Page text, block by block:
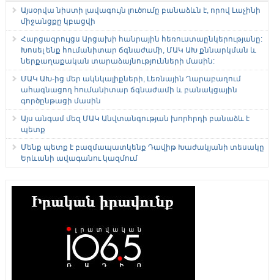
Այսօրվա նիստի լավագույն լուծումը բանաձևն է, որով Լաչինի
միջանցքը կբացվի
Հարցազրույցս Արցախի հանրային հեռուստաընկերությանը:
Խոսել ենք հումանիտար ճգնաժամի, ՄԱԿ ԱԽ քննարկման և
ներքաղաքական տարաձայնությունների մասին:
ՄԱԿ ԱԽ-ից մեր ակնկալիքների, Լեռնային Ղարաբաղում
ահագնացող հումանիտար ճգնաժամի և բանակցային
գործընթացի մասին
Այս անգամ մեզ ՄԱԿ Անվտանգության խորհրդի բանաձև է
պետք
Մենք պետք է բազմապատկենք Դավիթ Խաժակյանի տեսակը
Երևանի ավագանու կազմում